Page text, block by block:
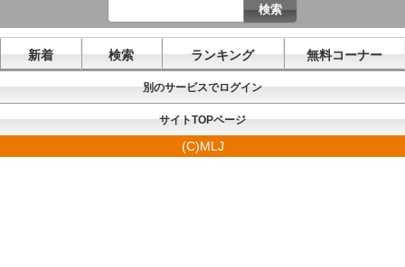
新着 検索 ランキング 無料コーナー
別のサービスでログイン
サイトTOPページ
(C)MLJ